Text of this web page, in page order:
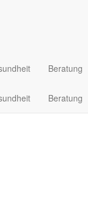
Beratung
Beratung